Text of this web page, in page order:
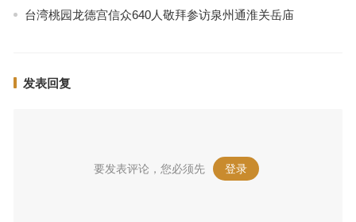
台湾桃园龙德宫信众640人敬拜参访泉州通淮关岳庙
发表回复
要发表评论，您必须先 登录 。